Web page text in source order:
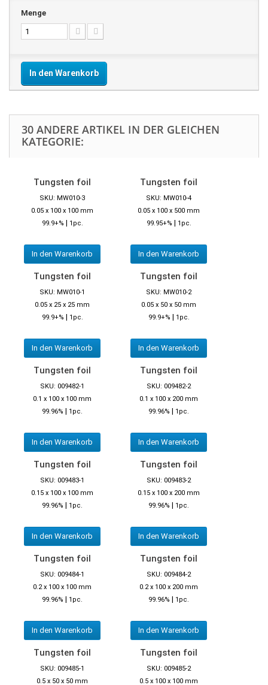
Menge
In den Warenkorb
30 ANDERE ARTIKEL IN DER GLEICHEN
KATEGORIE:
Tungsten foil
SKU: MW010-3
0.05 x 100 x 100 mm
99.9+% | 1pc.
In den Warenkorb
Tungsten foil
SKU: MW010-4
0.05 x 100 x 500 mm
99.95+% | 1pc.
In den Warenkorb
Tungsten foil
SKU: MW010-1
0.05 x 25 x 25 mm
99.9+% | 1pc.
In den Warenkorb
Tungsten foil
SKU: MW010-2
0.05 x 50 x 50 mm
99.9+% | 1pc.
In den Warenkorb
Tungsten foil
SKU: 009482-1
0.1 x 100 x 100 mm
99.96% | 1pc.
In den Warenkorb
Tungsten foil
SKU: 009482-2
0.1 x 100 x 200 mm
99.96% | 1pc.
In den Warenkorb
Tungsten foil
SKU: 009483-1
0.15 x 100 x 100 mm
99.96% | 1pc.
In den Warenkorb
Tungsten foil
SKU: 009483-2
0.15 x 100 x 200 mm
99.96% | 1pc.
In den Warenkorb
Tungsten foil
SKU: 009484-1
0.2 x 100 x 100 mm
99.96% | 1pc.
In den Warenkorb
Tungsten foil
SKU: 009484-2
0.2 x 100 x 200 mm
99.96% | 1pc.
In den Warenkorb
Tungsten foil
SKU: 009485-1
0.5 x 50 x 50 mm
Tungsten foil
SKU: 009485-2
0.5 x 100 x 100 mm